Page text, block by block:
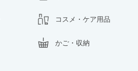
コスメ・ケア用品
かご・収納